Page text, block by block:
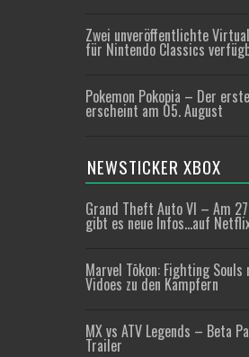
Zwei unveröffentlichte
für Nintendo Classics
Pokemon Pokopia – Der
erscheint am 05. August
NEWSTICKER XBOX
Grand Theft Auto VI – Am
gibt es neue Infos…auf
Marvel Tōkon: Fighting
Vidoes zu den Kämpfern
MX vs ATV Legends – Beta
Trailer